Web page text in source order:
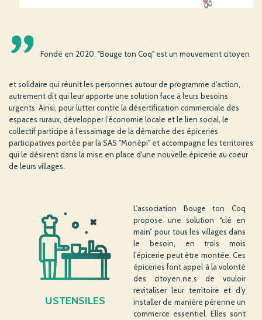
' Fondé en 2020, "Bouge ton Coq" est un mouvement citoyen
et solidaire qui réunit les personnes autour de programme d'action,
autrement dit qui leur apporte une solution face à leurs besoins
urgents. Ainsi, pour lutter contre la désertification commerciale des
espaces ruraux, développer l’économie locale et le lien social, le
collectif participe à l’essaimage de la démarche des épiceries
participatives portée par la SAS "Monépi" et accompagne les territoires
qui le désirent dans la mise en place d'une nouvelle épicerie au coeur
de leurs villages.
USTENSILES
L'association Bouge ton Coq
propose une solution “clé en
main” pour tous les villages dans
le besoin, en trois mois
l’épicerie peut être montée. Ces
épiceries font appel à la volonté
des citoyen.ne.s de vouloir
revitaliser leur territoire et d’y
installer de manière pérenne un
commerce essentiel. Elles sont